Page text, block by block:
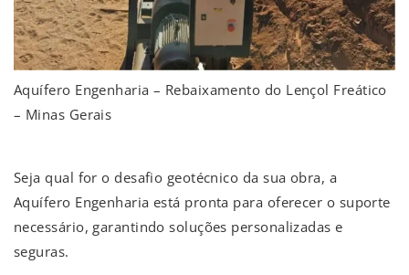
Aquífero Engenharia – Rebaixamento do Lençol Freático
– Minas Gerais
Seja qual for o desafio geotécnico da sua obra, a
Aquífero Engenharia está pronta para oferecer o suporte
necessário, garantindo soluções personalizadas e
seguras.